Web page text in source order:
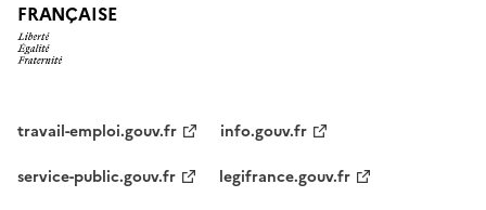
FRANÇAISE
travail-emploi.gouv.fr
info.gouv.fr
service-public.gouv.fr
legifrance.gouv.fr